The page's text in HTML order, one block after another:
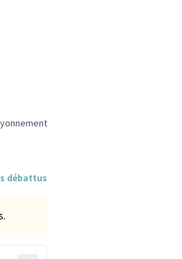
de la catégorie : Culture et rayonnement
débattus